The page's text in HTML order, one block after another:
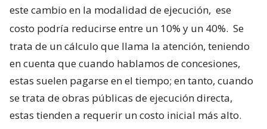
este cambio en la modalidad de ejecución, ese
costo podría reducirse entre un 10% y un 40%. Se
trata de un cálculo que llama la atención, teniendo
en cuenta que cuando hablamos de concesiones,
estas suelen pagarse en el tiempo; en tanto, cuando
se trata de obras públicas de ejecución directa,
estas tienden a requerir un costo inicial más alto.